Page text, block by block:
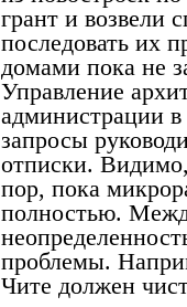
грант и возвели
последовать их
домами пока не
Управление
администрации
запросы
отписки. Видимо,
пор, пока
полностью.
проблемы.
Чите должен